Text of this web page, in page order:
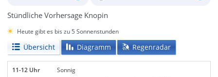
Stündliche Vorhersage Knopin
Heute gibt es bis zu 5 Sonnenstunden
Übersicht Diagramm Regenradar
11-12 Uhr Sonnig